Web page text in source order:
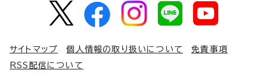
サイトマップ 個人情報の取り扱いについて
免責事項
RSS配信について